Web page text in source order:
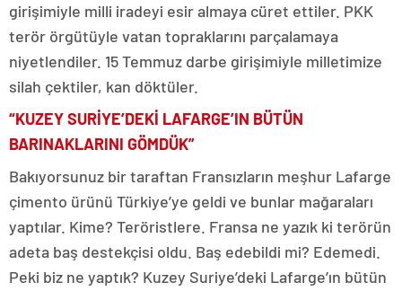
girişimiyle milli iradeyi esir almaya cüret ettiler. PKK
terör örgütüyle vatan topraklarını parçalamaya
niyetlendiler. 15 Temmuz darbe girişimiyle milletimize
silah çektiler, kan döktüler.
“KUZEY SURİYE’DEKİ LAFARGE’IN BÜTÜN
BARINAKLARINI GÖMDÜK”
Bakıyorsunuz bir taraftan Fransızların meşhur Lafarge
çimento ürünü Türkiye’ye geldi ve bunlar mağaraları
yaptılar. Kime? Teröristlere. Fransa ne yazık ki terörün
adeta baş destekçisi oldu. Baş edebildi mi? Edemedi.
Peki biz ne yaptık? Kuzey Suriye’deki Lafarge’ın bütün